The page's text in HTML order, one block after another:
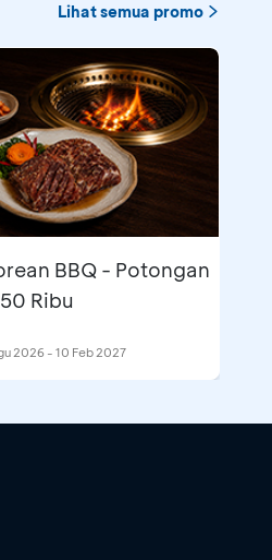
Lihat semua promo
BBQ - Potongan
Ribu
2026 - 10 Feb 2027